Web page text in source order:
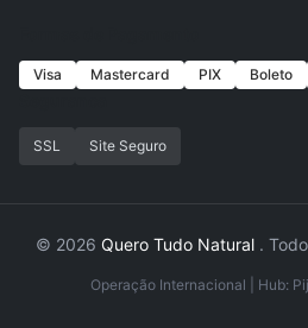
Visa Mastercard PIX Boleto
SSL Site Seguro
© 2026 Quero Tudo Natural .
Operação Internacional | Hub: